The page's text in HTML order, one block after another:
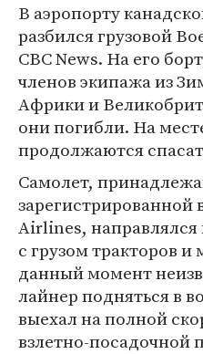
В аэропорту
разбился грузовой
CBC News. На его
членов экипажа из
Африки и
они погибли. На
продолжаются
Самолет,
зарегистрированной
Airlines, направлялся
с грузом тракторов
данный момент
лайнер подняться в
выехал на полной
взлетно-посадочной